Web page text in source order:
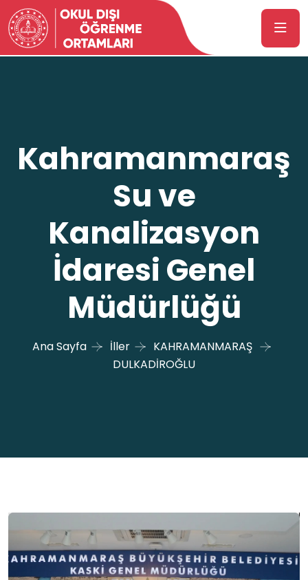
Kahramanmaraş
Su ve
Kanalizasyon
İdaresi Genel
Müdürlüğü
Ana Sayfa İller
KAHRAMANMARAŞ
DULKADİROĞLU